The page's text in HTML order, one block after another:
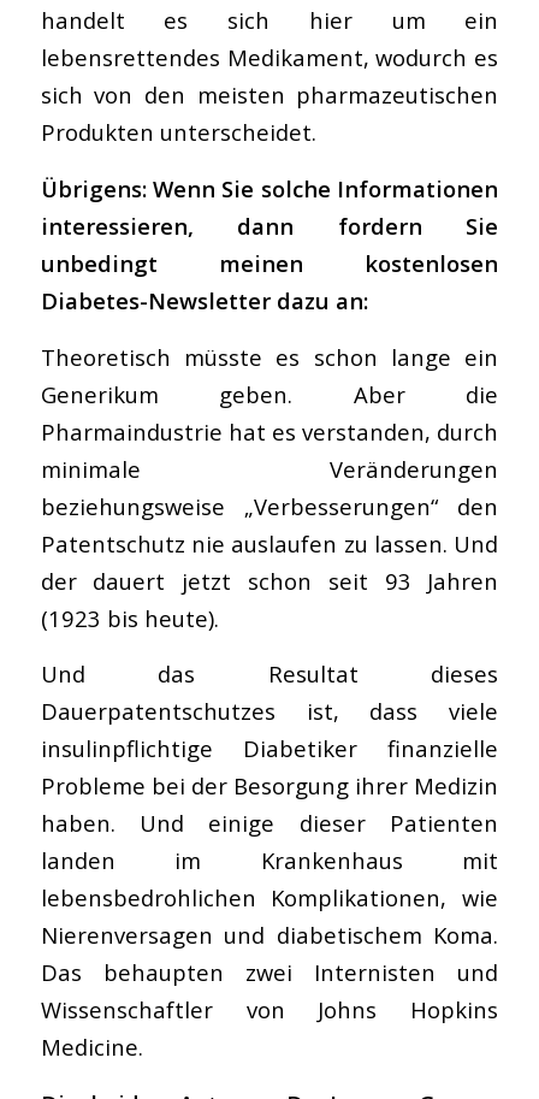
handelt es sich hier um ein
lebensrettendes Medikament, wodurch es
sich von den meisten pharmazeutischen
Produkten unterscheidet.
Übrigens: Wenn Sie solche Informationen
interessieren, dann fordern Sie
unbedingt meinen kostenlosen
Diabetes-Newsletter dazu an:
Theoretisch müsste es schon lange ein
Generikum geben. Aber die
Pharmaindustrie hat es verstanden, durch
minimale Veränderungen
beziehungsweise „Verbesserungen“ den
Patentschutz nie auslaufen zu lassen. Und
der dauert jetzt schon seit 93 Jahren
(1923 bis heute).
Und das Resultat dieses
Dauerpatentschutzes ist, dass viele
insulinpflichtige Diabetiker finanzielle
Probleme bei der Besorgung ihrer Medizin
haben. Und einige dieser Patienten
landen im Krankenhaus mit
lebensbedrohlichen Komplikationen, wie
Nierenversagen und diabetischem Koma.
Das behaupten zwei Internisten und
Wissenschaftler von Johns Hopkins
Medicine.